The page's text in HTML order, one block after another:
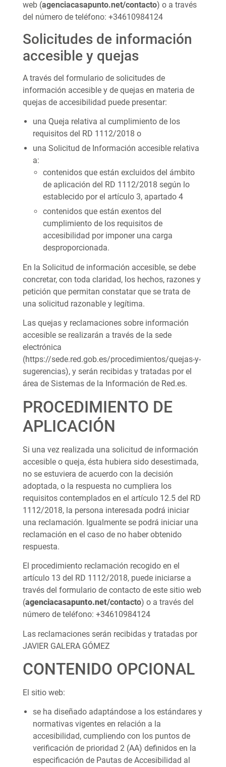
web (agenciacasapunto.net/contacto) o a través
del número de teléfono: +34610984124
Solicitudes de información
accesible y quejas
A través del formulario de solicitudes de
información accesible y de quejas en materia de
quejas de accesibilidad puede presentar:
una Queja relativa al cumplimiento de los
requisitos del RD 1112/2018 o
una Solicitud de Información accesible relativa
a:
contenidos que están excluidos del ámbito
de aplicación del RD 1112/2018 según lo
establecido por el artículo 3, apartado 4
contenidos que están exentos del
cumplimiento de los requisitos de
accesibilidad por imponer una carga
desproporcionada.
En la Solicitud de información accesible, se debe
concretar, con toda claridad, los hechos, razones y
petición que permitan constatar que se trata de
una solicitud razonable y legítima.
Las quejas y reclamaciones sobre información
accesible se realizarán a través de la sede
electrónica
(https://sede.red.gob.es/procedimientos/quejas-y-
sugerencias), y serán recibidas y tratadas por el
área de Sistemas de la Información de Red.es.
PROCEDIMIENTO DE
APLICACIÓN
Si una vez realizada una solicitud de información
accesible o queja, ésta hubiera sido desestimada,
no se estuviera de acuerdo con la decisión
adoptada, o la respuesta no cumpliera los
requisitos contemplados en el artículo 12.5 del RD
1112/2018, la persona interesada podrá iniciar
una reclamación. Igualmente se podrá iniciar una
reclamación en el caso de no haber obtenido
respuesta.
El procedimiento reclamación recogido en el
artículo 13 del RD 1112/2018, puede iniciarse a
través del formulario de contacto de este sitio web
(agenciacasapunto.net/contacto) o a través del
número de teléfono: +34610984124
Las reclamaciones serán recibidas y tratadas por
JAVIER GALERA GÓMEZ
CONTENIDO OPCIONAL
El sitio web:
se ha diseñado adaptándose a los estándares y
normativas vigentes en relación a la
accesibilidad, cumpliendo con los puntos de
verificación de prioridad 2 (AA) definidos en la
especificación de Pautas de Accesibilidad al